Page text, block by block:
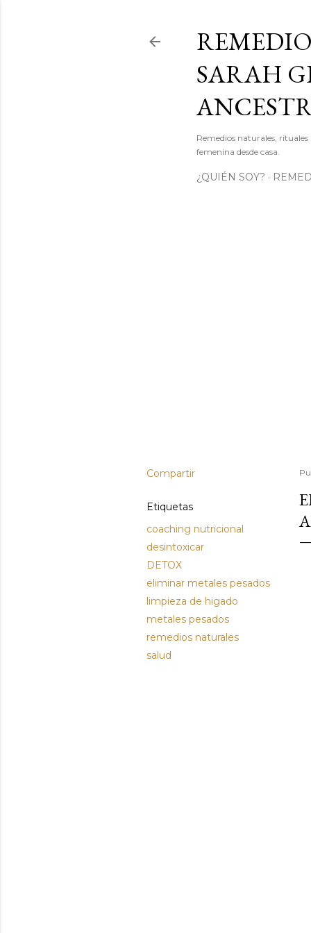
SARAH
Remedios naturales,
femenina desde casa.
¿QUIÉN SOY?
Compartir
Etiquetas
coaching nutricional
desintoxicar
DETOX
eliminar metales pesados
limpieza de higado
metales pesados
remedios naturales
salud